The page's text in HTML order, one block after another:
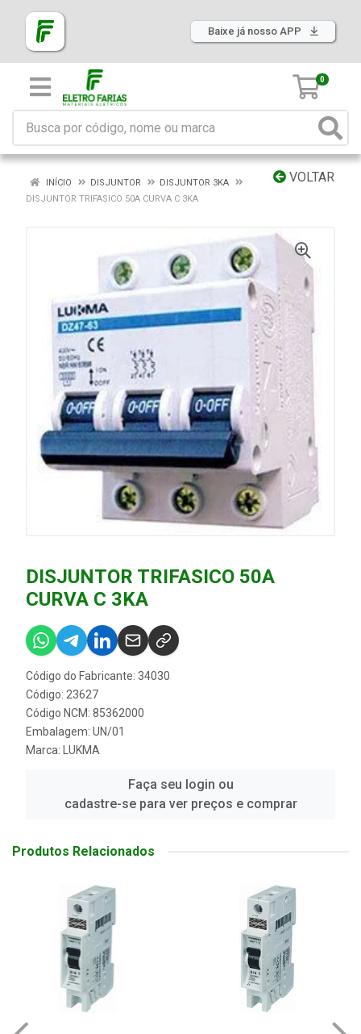
Baixe já nosso APP
0
VOLTAR
INÍCIO DISJUNTOR
DISJUNTOR 3KA
DISJUNTOR TRIFASICO 50A CURVA C 3KA
DISJUNTOR TRIFASICO 50A
CURVA C 3KA
Código do Fabricante: 34030
Código: 23627
Código NCM: 85362000
Embalagem: UN/01
Marca:
LUKMA
Faça seu login ou
cadastre-se para ver preços e comprar
Produtos Relacionados